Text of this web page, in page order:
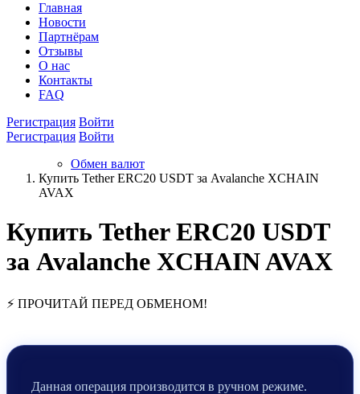
Главная
Новости
Партнёрам
Отзывы
О нас
Контакты
FAQ
Регистрация Войти
Регистрация Войти
Обмен валют
Купить Tether ERC20 USDT за Avalanche XCHAIN
AVAX
Купить Tether ERC20 USDT
за Avalanche XCHAIN AVAX
⚡ ПРОЧИТАЙ ПЕРЕД ОБМЕНОМ!
Данная операция производится в ручном режиме.